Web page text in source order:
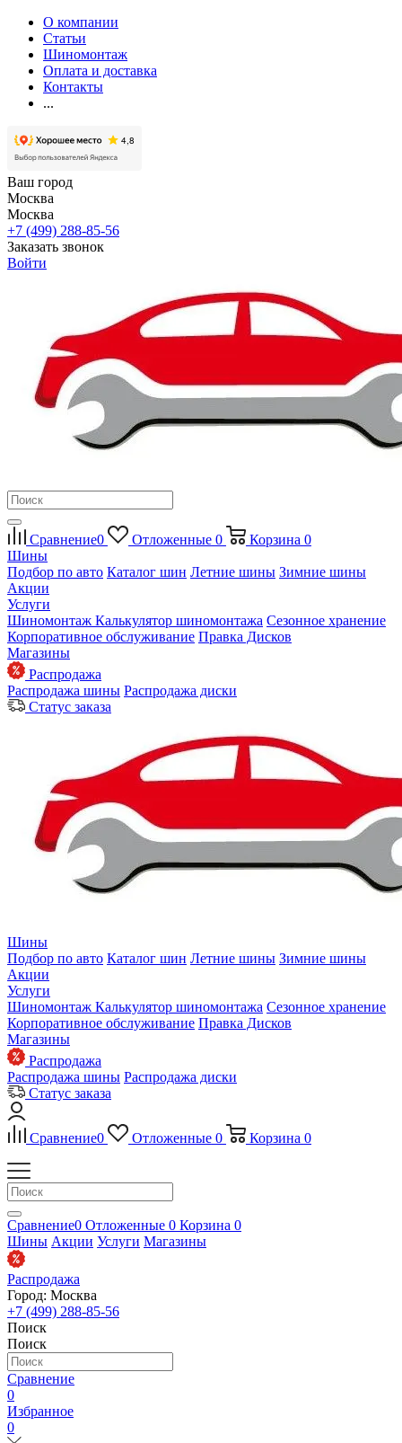
О компании
Статьи
Шиномонтаж
Оплата и доставка
Контакты
...
Ваш город
Москва
Москва
+7 (499) 288-85-56
Заказать звонок
Войти
Сравнение0 Отложенные 0 Корзина 0
Шины
Подбор по авто Каталог шин Летние шины Зимние шины
Акции
Услуги
Шиномонтаж Калькулятор шиномонтажа Сезонное хранение
Корпоративное обслуживание Правка Дисков
Магазины
Распродажа
Распродажа шины Распродажа диски
Статус заказа
Шины
Подбор по авто Каталог шин Летние шины Зимние шины
Акции
Услуги
Шиномонтаж Калькулятор шиномонтажа Сезонное хранение
Корпоративное обслуживание Правка Дисков
Магазины
Распродажа
Распродажа шины Распродажа диски
Статус заказа
Сравнение0 Отложенные 0 Корзина 0
Сравнение0 Отложенные 0 Корзина 0
Шины Акции Услуги Магазины
Распродажа
Город: Москва
+7 (499) 288-85-56
Поиск
Поиск
Сравнение
0
Избранное
0